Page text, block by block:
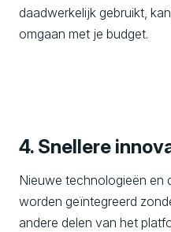
daadwerkelijk gebruikt,
omgaan met je budget.
4. Snellere
Nieuwe technologieën en
worden geïntegreerd
andere delen van het